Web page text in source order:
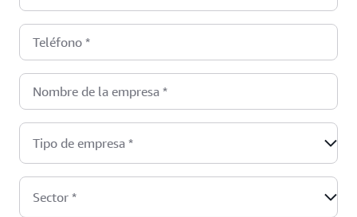
Teléfono *
Nombre de la empresa *
Tipo de empresa *
Sector *